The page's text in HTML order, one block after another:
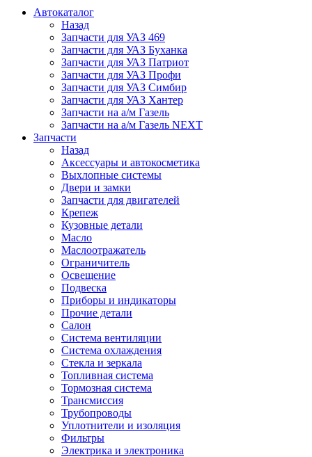
Автокаталог
Назад
Запчасти для УАЗ 469
Запчасти для УАЗ Буханка
Запчасти для УАЗ Патриот
Запчасти для УАЗ Профи
Запчасти для УАЗ Симбир
Запчасти для УАЗ Хантер
Запчасти на а/м Газель
Запчасти на а/м Газель NEXT
Запчасти
Назад
Аксессуары и автокосметика
Выхлопные системы
Двери и замки
Запчасти для двигателей
Крепеж
Кузовные детали
Масло
Маслоотражатель
Ограничитель
Освещение
Подвеска
Приборы и индикаторы
Прочие детали
Салон
Система вентиляции
Система охлаждения
Стекла и зеркала
Топливная система
Тормозная система
Трансмиссия
Трубопроводы
Уплотнители и изоляция
Фильтры
Электрика и электроника